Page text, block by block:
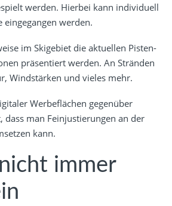
werden. Hierbei kann individuell
werden.
im Skigebiet die aktuellen Pisten-
präsentiert werden. An Stränden
Windstärken und vieles mehr.
Werbeflächen gegenüber
dass man Feinjustierungen an der
kann.
immer